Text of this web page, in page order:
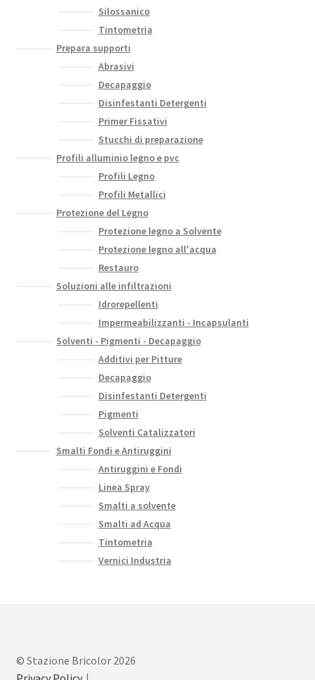
Silossanico
Tintometria
Prepara supporti
Abrasivi
Decapaggio
Disinfestanti Detergenti
Primer Fissativi
Stucchi di preparazione
Profili alluminio legno e pvc
Profili Legno
Profili Metallici
Protezione del Legno
Protezione legno a Solvente
Protezione legno all'acqua
Restauro
Soluzioni alle infiltrazioni
Idrorepellenti
Impermeabilizzanti - Incapsulanti
Solventi - Pigmenti - Decapaggio
Additivi per Pitture
Decapaggio
Disinfestanti Detergenti
Pigmenti
Solventi Catalizzatori
Smalti Fondi e Antiruggini
Antiruggini e Fondi
Linea Spray
Smalti a solvente
Smalti ad Acqua
Tintometria
Vernici Industria
© Stazione Bricolor 2026